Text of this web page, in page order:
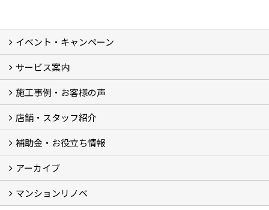
イベント・キャンペーン
最新のイベント・キャンペーン情報
過去のイベント・キャンペーン
サービス案内
リフォームメニュー (17)
マンションリノベ
外壁塗装リフォーム
防音室リフォーム
近鉄不動産のドッグリフォーム by K・DogSpa
住まいの無料点検
リフォームの流れ
リフォーム成功のQ＆A
保証とアフターサービス
私たちが大切にしていること
安心のリフォーム体制
施工担当者の想い
多種多様なニーズに応える提案力
施工事例・お客様の声
施工事例集
ビフォーアフター集
お客様の声
店舗・スタッフ紹介
店舗 (12)
スタッフ
Googleクチコミ評価
近鉄のリフォーム NEWing (2)
補助金・お役立ち情報
補助金・税制 (3)
コラム
ＳＮＳ
アーカイブ
【アーカイブ】近鉄の健康コラム（全9回） (10)
【アーカイブ】住まいのお役立ち情報（全10回） (11)
マンションリノベ